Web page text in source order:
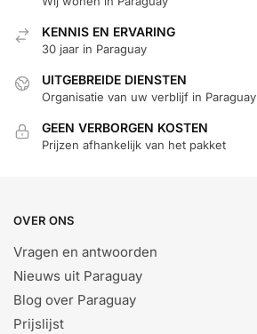
KENNIS EN ERVARING
30 jaar in Paraguay
UITGEBREIDE DIENSTEN
Organisatie van uw verblijf in Paraguay
GEEN VERBORGEN KOSTEN
Prijzen afhankelijk van het pakket
OVER ONS
Vragen en antwoorden
Nieuws uit Paraguay
Blog over Paraguay
Prijslijst